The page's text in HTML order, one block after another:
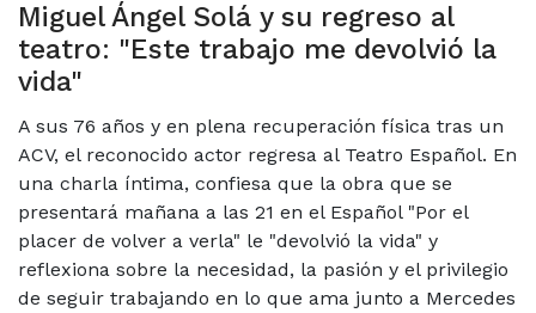
Miguel Ángel Solá y su regreso al
teatro: "Este trabajo me devolvió la
vida"
A sus 76 años y en plena recuperación física tras un
ACV, el reconocido actor regresa al Teatro Español. En
una charla íntima, confiesa que la obra que se
presentará mañana a las 21 en el Español "Por el
placer de volver a verla" le "devolvió la vida" y
reflexiona sobre la necesidad, la pasión y el privilegio
de seguir trabajando en lo que ama junto a Mercedes